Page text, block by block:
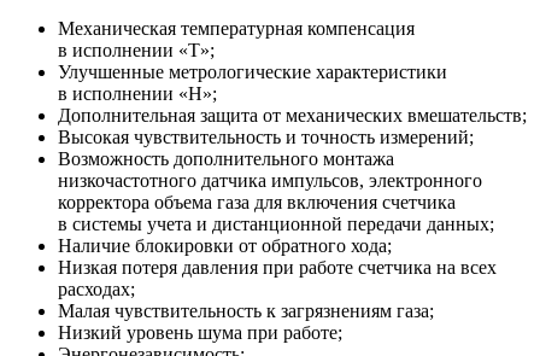
Механическая температурная компенсация
в исполнении «Т»;
Улучшенные метрологические характеристики
в исполнении «Н»;
Дополнительная защита от механических вмешательств;
Высокая чувствительность и точность измерений;
Возможность дополнительного монтажа
низкочастотного датчика импульсов, электронного
корректора объема газа для включения счетчика
в системы учета и дистанционной передачи данных;
Наличие блокировки от обратного хода;
Низкая потеря давления при работе счетчика на всех
расходах;
Малая чувствительность к загрязнениям газа;
Низкий уровень шума при работе;